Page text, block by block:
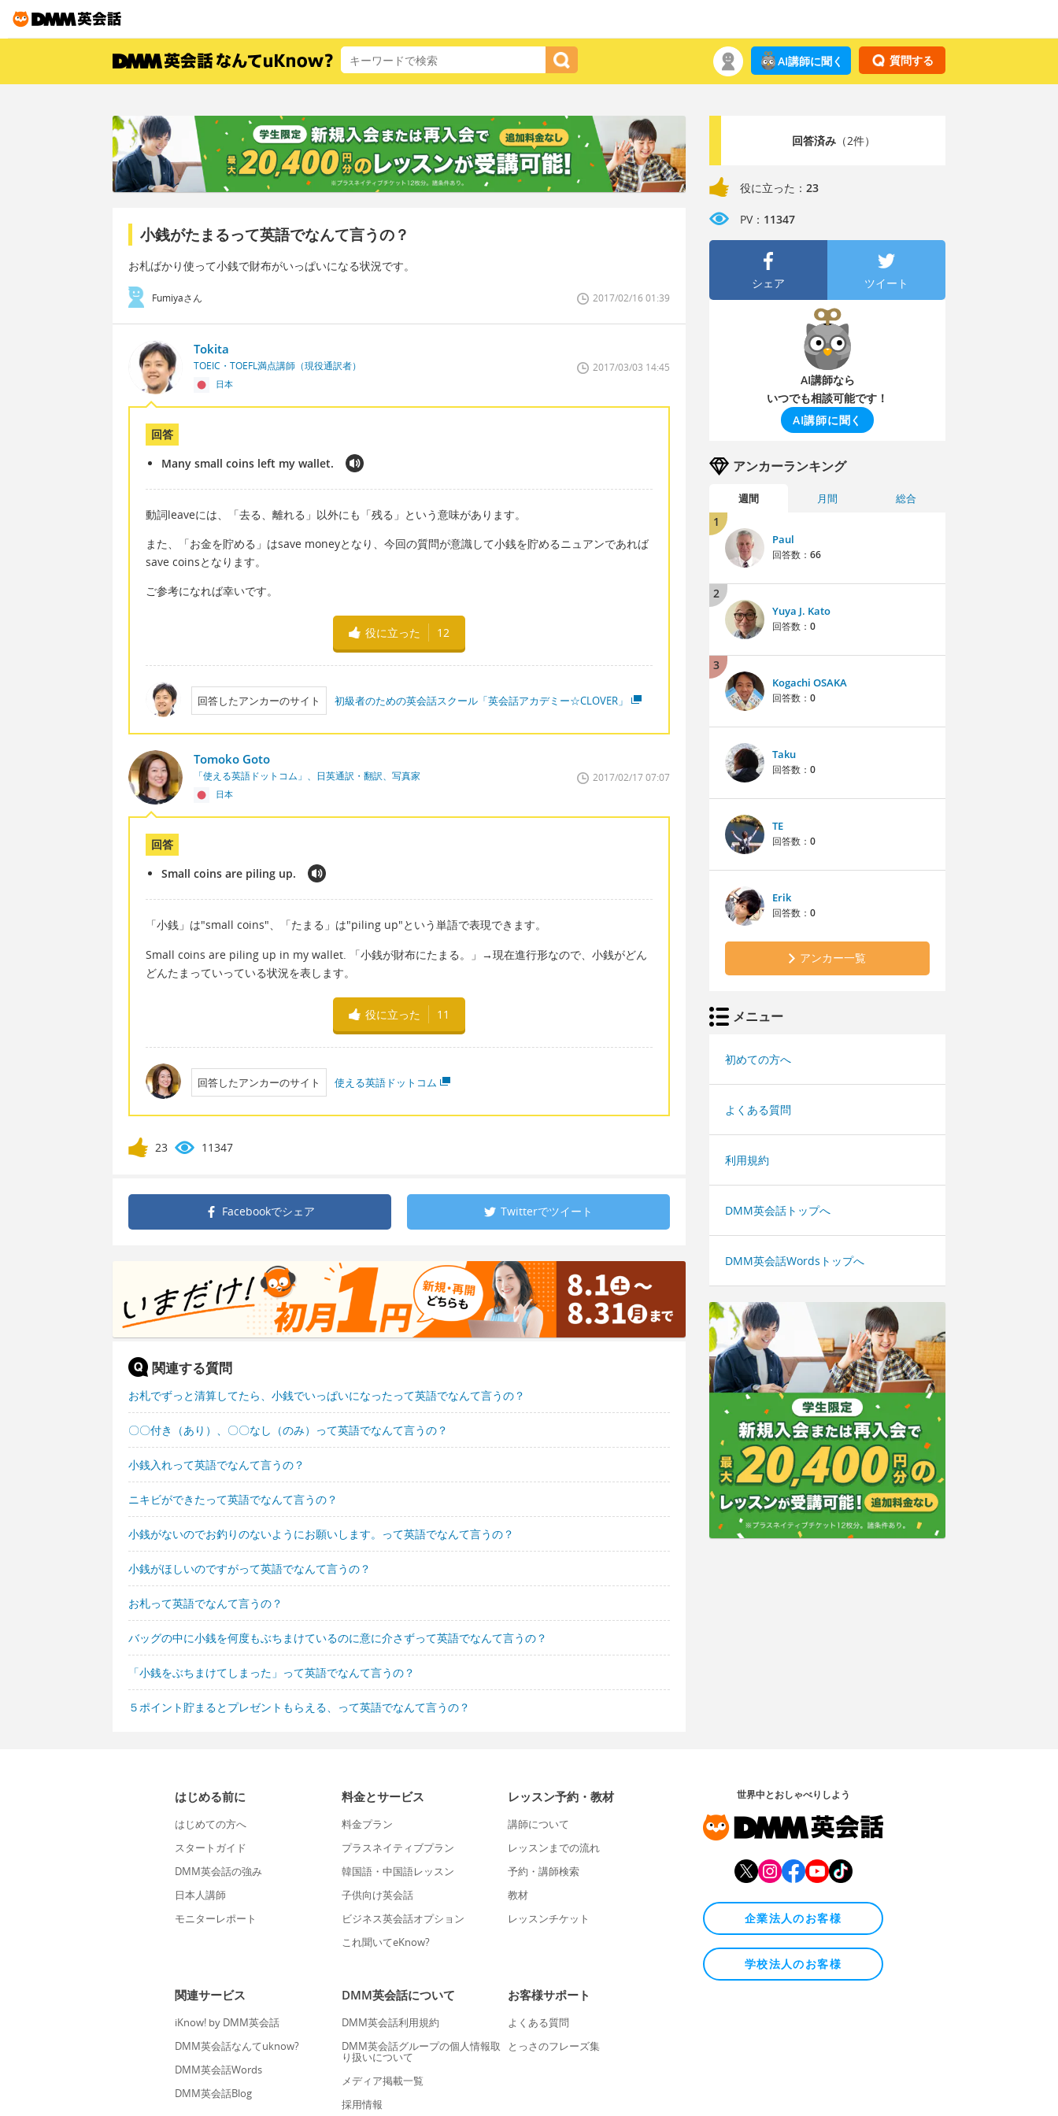
質問する
AI講師に聞く
小銭がたまるって英語でなんて言うの？
お札ばかり使って小銭で財布がいっぱいになる状況です。
Fumiyaさん 2017/02/16 01:39
Tokita
TOEIC・TOEFL満点講師（現役通訳者）
日本
2017/03/03 14:45
回答
Many small coins left my wallet.
動詞leaveには、「去る、離れる」以外にも「残る」という意味があります。
また、「お金を貯める」はsave moneyとなり、今回の質問が意識して小銭を貯めるニュアンであれば
save coinsとなります。
ご参考になれば幸いです。
役に立った 12
回答したアンカーのサイト 初級者のための英会話スクール「英会話アカデミー☆CLOVER」
Tomoko Goto
「使える英語ドットコム」、日英通訳・翻訳、写真家
日本
2017/02/17 07:07
回答
Small coins are piling up.
「小銭」は"small coins"、「たまる」は"piling up"という単語で表現できます。
Small coins are piling up in my wallet. 「小銭が財布にたまる。」→現在進行形なので、小銭がどん
どんたまっていっている状況を表します。
役に立った 11
回答したアンカーのサイト 使える英語ドットコム
23 11347
Facebookでシェア Twitterでツイート
関連する質問
お札でずっと清算してたら、小銭でいっぱいになったって英語でなんて言うの？
〇〇付き（あり）、〇〇なし（のみ）って英語でなんて言うの？
小銭入れって英語でなんて言うの？
ニキビができたって英語でなんて言うの？
小銭がないのでお釣りのないようにお願いします。って英語でなんて言うの？
小銭がほしいのですがって英語でなんて言うの？
お札って英語でなんて言うの？
バッグの中に小銭を何度もぶちまけているのに意に介さずって英語でなんて言うの？
「小銭をぶちまけてしまった」って英語でなんて言うの？
５ポイント貯まるとプレゼントもらえる、って英語でなんて言うの？
回答済み（2件）
役に立った： 23
PV： 11347
シェア ツイート
AI講師なら
いつでも相談可能です！
AI講師に聞く
アンカーランキング
週間 月間 総合
1
Paul
回答数： 66
2
Yuya J. Kato
回答数： 0
3
Kogachi OSAKA
回答数： 0
Taku
回答数： 0
TE
回答数： 0
Erik
回答数： 0
アンカー一覧
メニュー
初めての方へ
よくある質問
利用規約
DMM英会話トップへ
DMM英会話Wordsトップへ
はじめる前に
はじめての方へ
スタートガイド
DMM英会話の強み
日本人講師
モニターレポート
料金とサービス
料金プラン
プラスネイティブプラン
韓国語・中国語レッスン
子供向け英会話
ビジネス英会話オプション
これ聞いてeKnow?
レッスン予約・教材
講師について
レッスンまでの流れ
予約・講師検索
教材
レッスンチケット
関連サービス
iKnow! by DMM英会話
DMM英会話なんてuknow?
DMM英会話Words
DMM英会話Blog
DMM英会話について
DMM英会話利用規約
DMM英会話グループの個人情報取
り扱いについて
メディア掲載一覧
採用情報
お客様サポート
よくある質問
とっさのフレーズ集
世界中とおしゃべりしよう
企業法人のお客様
学校法人のお客様